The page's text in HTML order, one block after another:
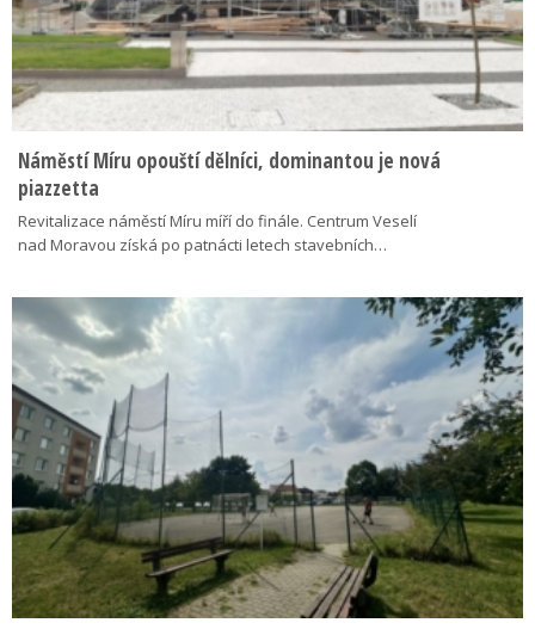
Náměstí Míru opouští dělníci, dominantou je nová
piazzetta
Revitalizace náměstí Míru míří do finále. Centrum Veselí
nad Moravou získá po patnácti letech stavebních…